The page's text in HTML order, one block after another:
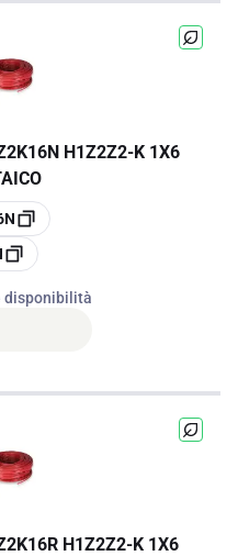
H1Z2Z2-K 1X6
disponibilità
H1Z2Z2-K 1X6